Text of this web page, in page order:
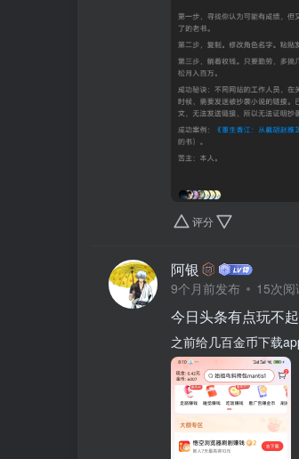
评分
阿银
9个月前发布 15次阅
今日头条有点玩不
之前给几百金币下载